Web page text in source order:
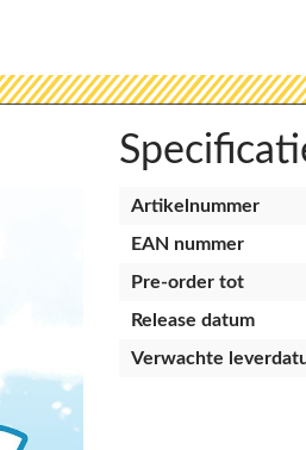
Artikelnummer
EAN nummer
Pre-order tot
Release datum
Verwachte